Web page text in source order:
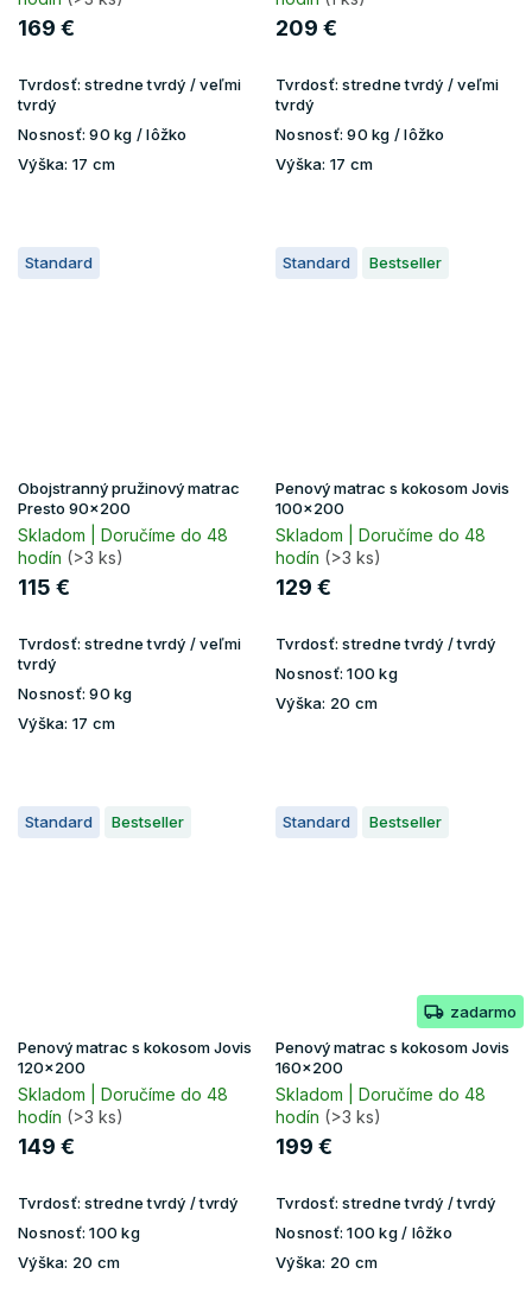
169 €
Tvrdosť: stredne tvrdý / veľmi
tvrdý
Nosnosť:90 kg / lôžko
Výška: 17 cm
209 €
Tvrdosť: stredne tvrdý / veľmi
tvrdý
Nosnosť: 90 kg / lôžko
Výška: 17 cm
Standard
Obojstranný pružinový matrac
Presto 90x200
Skladom | Doručíme do 48
hodín (>3 ks)
115 €
Tvrdosť: stredne tvrdý / veľmi
tvrdý
Nosnosť: 90 kg
Výška: 17 cm
Standard Bestseller
Penový matrac s kokosom Jovis
100x200
Skladom | Doručíme do 48
hodín (>3 ks)
129 €
Tvrdosť: stredne tvrdý / tvrdý
Nosnosť: 100 kg
Výška: 20 cm
Standard Bestseller
Penový matrac s kokosom Jovis
120x200
Skladom | Doručíme do 48
hodín (>3 ks)
149 €
Tvrdosť: stredne tvrdý / tvrdý
Nosnosť: 100 kg
Výška: 20 cm
Standard Bestseller
zadarmo
Penový matrac s kokosom Jovis
160x200
Skladom | Doručíme do 48
hodín (>3 ks)
199 €
Tvrdosť: stredne tvrdý / tvrdý
Nosnosť: 100 kg / lôžko
Výška: 20 cm